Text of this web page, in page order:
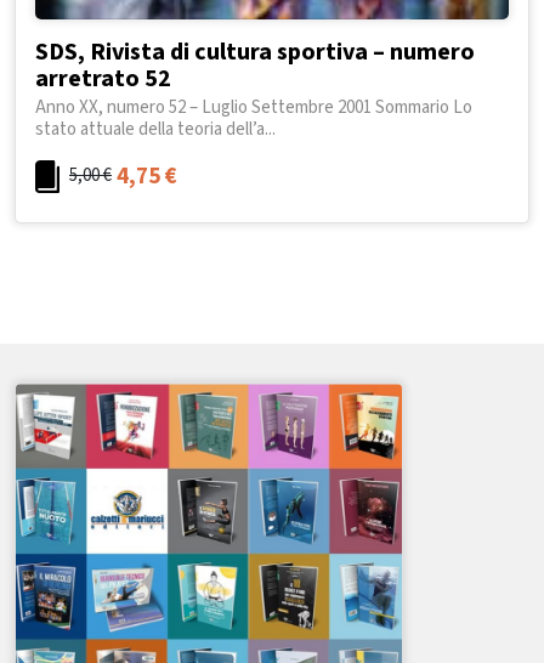
SDS, Rivista di cultura sportiva – numero
arretrato 52
Anno XX, numero 52 – Luglio Settembre 2001 Sommario Lo
stato attuale della teoria dell’a...
5,00€4,75€